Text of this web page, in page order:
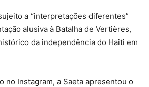
a “interpretações diferentes”
alusiva à Batalha de Vertières,
da independência do Haiti em
no Instagram, a Saeta apresentou o